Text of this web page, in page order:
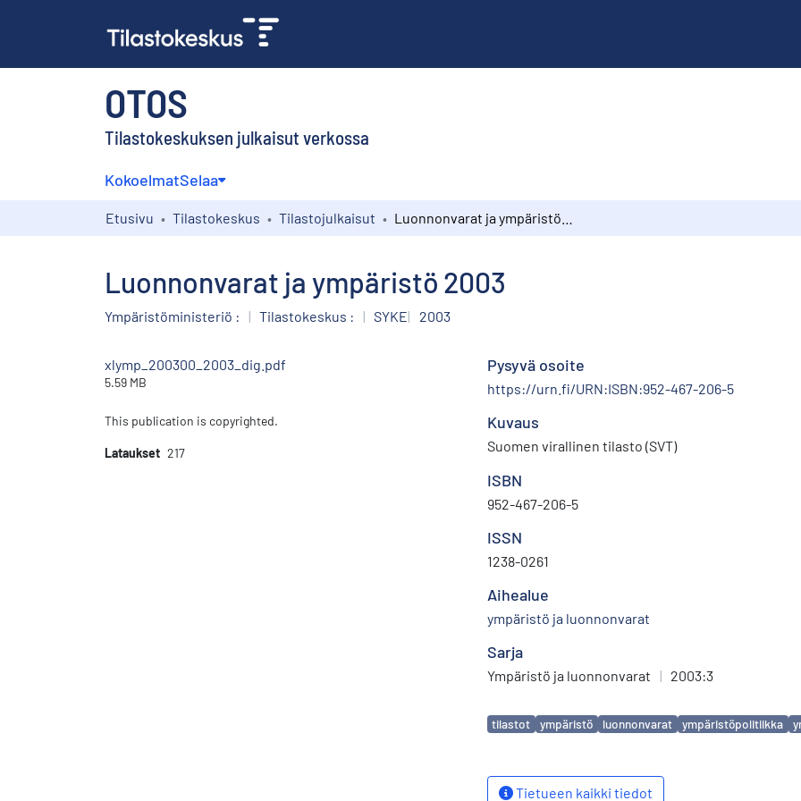
OTOS
Tilastokeskuksen julkaisut verkossa
KokoelmatSelaa
Etusivu Tilastokeskus Tilastojulkaisut
Luonnonvarat ja ympäristö 2003
Ympäristöministeriö : | Tilastokeskus : | SYKE 2003
xlymp_200300_2003_dig.pdf
5.59 MB
This publication is copyrighted.
Lataukset 217
Pysyvä osoite
https://urn.fi/URN:ISBN:952-467-206-5
Kuvaus
Suomen virallinen tilasto (SVT)
ISBN
952-467-206-5
ISSN
1238-0261
Aihealue
ympäristö ja luonnonvarat
Sarja
Ympäristö ja luonnonvarat | 2003:3
Avainsanat
tilastot ympäristö luonnonvarat ympäristöpolitiikka
Tietueen kaikki tiedot